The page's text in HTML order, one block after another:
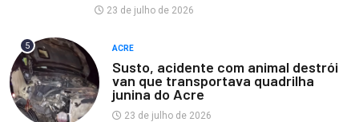
23 de julho de 2026
5 ACRE
Susto, acidente com animal destrói
van que transportava quadrilha
junina do Acre
23 de julho de 2026